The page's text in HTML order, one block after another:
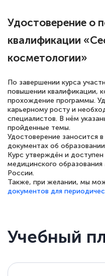
вежливое
понятно!
квалификации.
Елена Петрикс
Знаток города 5
11 марта
Всем добрый
повышени
специальности
оперативно
специалисты,
Удостоверение о
квалификации
косметологии»
По завершении курса
повышении квалификации,
прохождение программы.
карьерному росту и
специалистов. В нём
пройденные темы.
Удостоверение заносится
документах об
Курс утверждён и
медицинского
России.
Также, при желании, мы
документов для
Учебный